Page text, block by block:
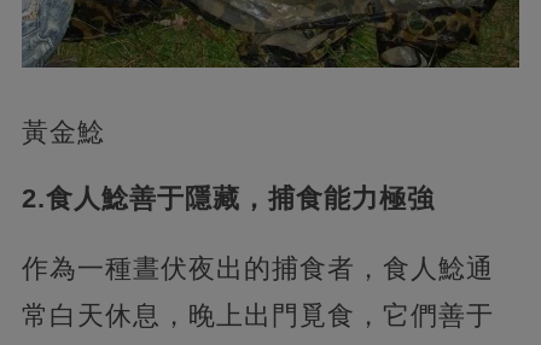
黃金鯰
2.食人鯰善于隱藏，捕食能力極強
作為一種晝伏夜出的捕食者，食人鯰通
常白天休息，晚上出門覓食，它們善于